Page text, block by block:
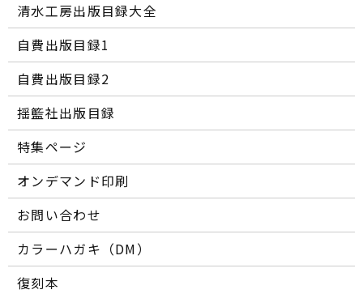
清水工房出版目録大全
自費出版目録1
自費出版目録2
揺籃社出版目録
特集ページ
オンデマンド印刷
お問い合わせ
カラーハガキ（DM）
復刻本